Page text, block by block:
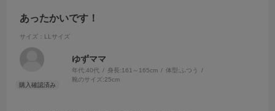
あったかいです！
サイズ：LLサイズ
ゆずママ
年代:40代 身長:161～165cm 体型: ふつう
靴のサイズ:25cm